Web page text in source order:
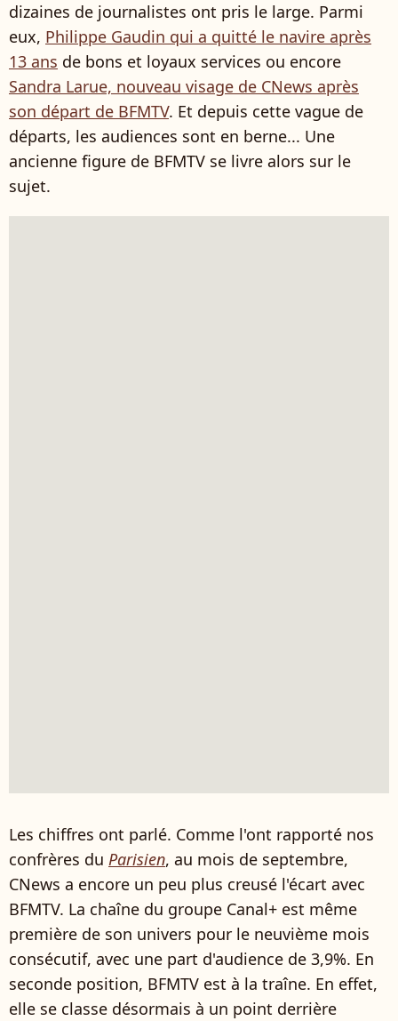
dizaines de journalistes ont pris le large. Parmi
eux, Philippe Gaudin qui a quitté le navire après
13 ans de bons et loyaux services ou encore
Sandra Larue, nouveau visage de CNews après
son départ de BFMTV. Et depuis cette vague de
départs, les audiences sont en berne... Une
ancienne figure de BFMTV se livre alors sur le
sujet.
Les chiffres ont parlé. Comme l'ont rapporté nos
confrères du Parisien, au mois de septembre,
CNews a encore un peu plus creusé l'écart avec
BFMTV. La chaîne du groupe Canal+ est même
première de son univers pour le neuvième mois
consécutif, avec une part d'audience de 3,9%. En
seconde position, BFMTV est à la traîne. En effet,
elle se classe désormais à un point derrière